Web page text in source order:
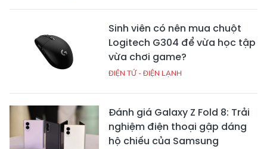
Sinh viên có nên mua chuột
Logitech G304 để vừa học tập
vừa chơi game?
ĐIỆN TỬ - ĐIỆN LẠNH
Đánh giá Galaxy Z Fold 8: Trải
nghiệm điện thoại gập dáng
hộ chiếu của Samsung